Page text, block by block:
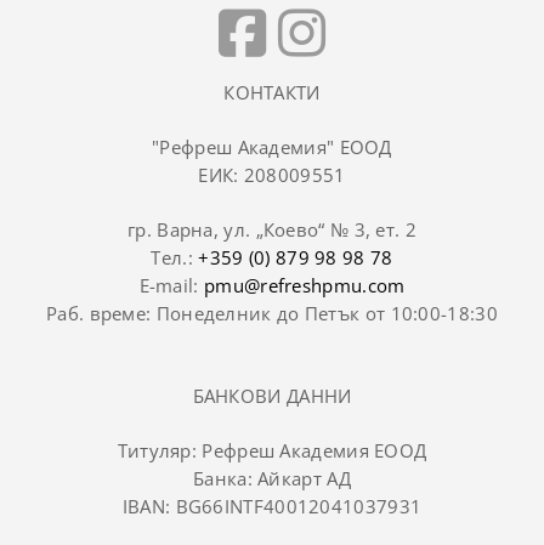
КОНТАКТИ
"Рефреш Академия" ЕООД
ЕИК: 208009551
гр. Варна, ул. „Коево“ № 3, ет. 2
Тел.:+359 (0) 879 98 98 78
E-mail: pmu@refreshpmu.com
Раб. време: Понеделник до Петък от 10:00-18:30
БАНКОВИ ДАННИ
Титуляр: Рефреш Академия ЕООД
Банка: Айкарт АД
IBAN: BG66INTF40012041037931